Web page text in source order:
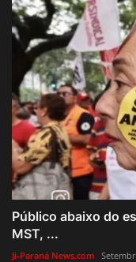
Público abaixo do
MST, ...
Ji-Paraná News.com